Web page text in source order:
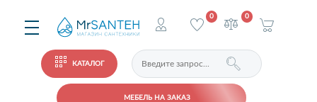
КАТАЛОГ
МЕБЕЛЬ НА ЗАКАЗ
0 0